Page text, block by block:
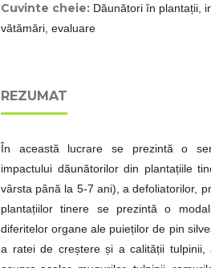
Cuvinte cheie: Dăunători în plantații,
vătămări, evaluare
REZUMAT
În această lucrare se prezintă o
impactului dăunătorilor din plantațiile
vârsta până la 5-7 ani), a defoliatorilor,
plantațiilor tinere se prezintă o
diferitelor organe ale puieților de pin
a ratei de creștere și a calității tulpinii,